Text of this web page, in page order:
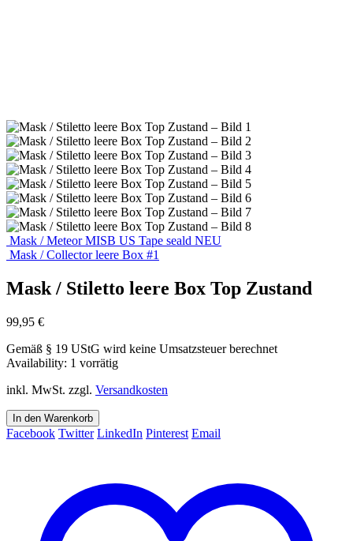
Mask / Meteor MISB US Tape seald NEU
Mask / Collector leere Box #1
Mask / Stiletto leere Box Top Zustand
99,95 €
Gemäß § 19 UStG wird keine Umsatzsteuer berechnet
Availability: 1 vorrätig
inkl. MwSt. zzgl. Versandkosten
In den Warenkorb
Facebook Twitter LinkedIn Pinterest Email